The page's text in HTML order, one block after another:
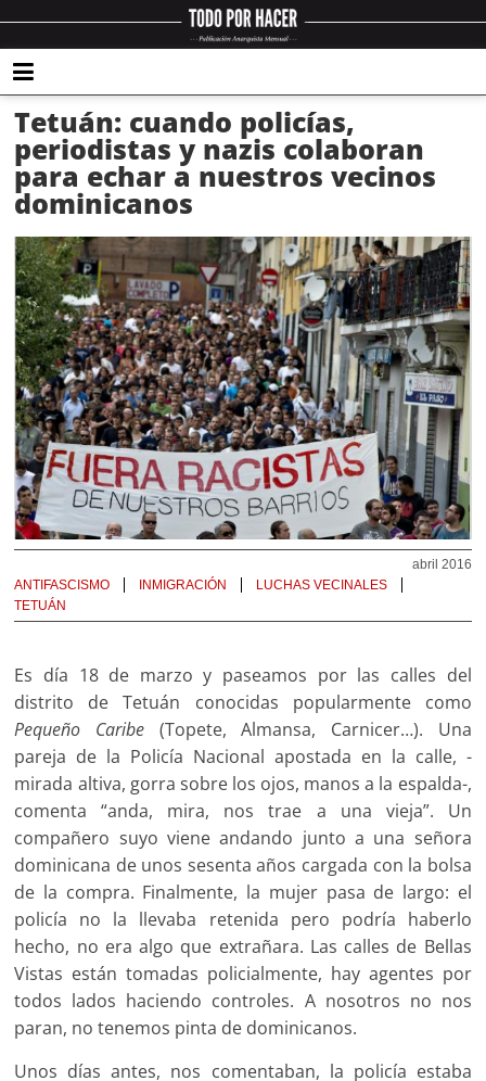
Tetuán: cuando policías,
periodistas y nazis colaboran
para echar a nuestros vecinos
dominicanos
abril 2016
ANTIFASCISMO
INMIGRACIÓN
LUCHAS VECINALES
TETUÁN
Es día 18 de marzo y paseamos por las calles del
distrito de Tetuán conocidas popularmente como
Pequeño Caribe (Topete, Almansa, Carnicer…). Una
pareja de la Policía Nacional apostada en la calle, -
mirada altiva, gorra sobre los ojos, manos a la espalda-,
comenta “anda, mira, nos trae a una vieja”. Un
compañero suyo viene andando junto a una señora
dominicana de unos sesenta años cargada con la bolsa
de la compra. Finalmente, la mujer pasa de largo: el
policía no la llevaba retenida pero podría haberlo
hecho, no era algo que extrañara. Las calles de Bellas
Vistas están tomadas policialmente, hay agentes por
todos lados haciendo controles. A nosotros no nos
paran, no tenemos pinta de dominicanos.
Unos días antes, nos comentaban, la policía estaba